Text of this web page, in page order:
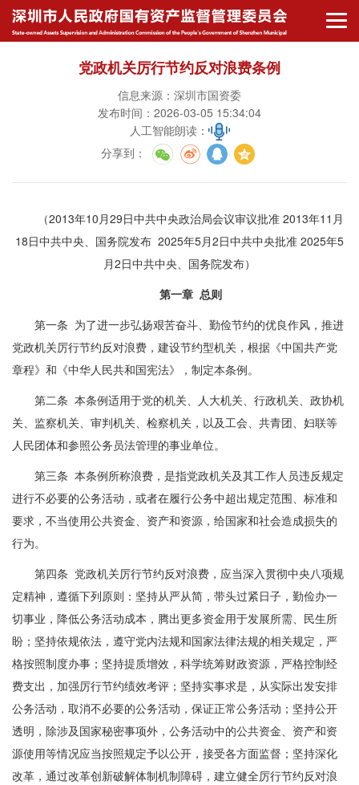
党政机关厉行节约反对浪费条例
信息来源：深圳市国资委
发布时间：2026-03-05 15:34:04
人工智能朗读：
分享到 ：
（2013年10月29日中共中央政治局会议审议批准 2013年11月
18日中共中央、国务院发布 2025年5月2日中共中央批准 2025年5
月2日中共中央、国务院发布）
第一章 总则
第一条 为了进一步弘扬艰苦奋斗、勤俭节约的优良作风，推进
党政机关厉行节约反对浪费，建设节约型机关，根据《中国共产党
章程》和《中华人民共和国宪法》，制定本条例。
第二条 本条例适用于党的机关、人大机关、行政机关、政协机
关、监察机关、审判机关、检察机关，以及工会、共青团、妇联等
人民团体和参照公务员法管理的事业单位。
第三条 本条例所称浪费，是指党政机关及其工作人员违反规定
进行不必要的公务活动，或者在履行公务中超出规定范围、标准和
要求，不当使用公共资金、资产和资源，给国家和社会造成损失的
行为。
第四条 党政机关厉行节约反对浪费，应当深入贯彻中央八项规
定精神，遵循下列原则：坚持从严从简，带头过紧日子，勤俭办一
切事业，降低公务活动成本，腾出更多资金用于发展所需、民生所
盼；坚持依规依法，遵守党内法规和国家法律法规的相关规定，严
格按照制度办事；坚持提质增效，科学统筹财政资源，严格控制经
费支出，加强厉行节约绩效考评；坚持实事求是，从实际出发安排
公务活动，取消不必要的公务活动，保证正常公务活动；坚持公开
透明，除涉及国家秘密事项外，公务活动中的公共资金、资产和资
源使用等情况应当按照规定予以公开，接受各方面监督；坚持深化
改革，通过改革创新破解体制机制障碍，建立健全厉行节约反对浪